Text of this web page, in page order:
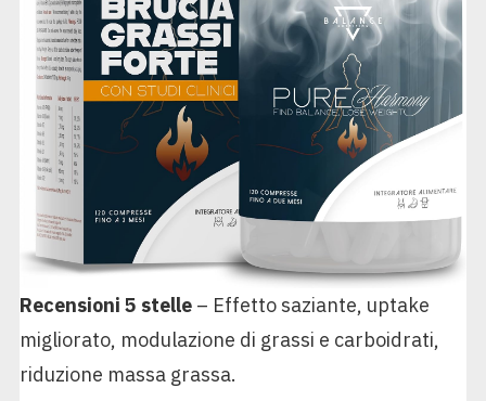
Recensioni 5 stelle– Effetto saziante, uptake
migliorato, modulazione di grassi e carboidrati,
riduzione massa grassa.